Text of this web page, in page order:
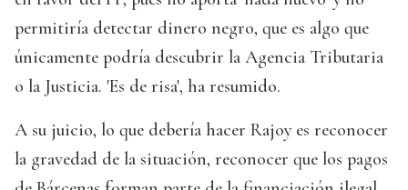
permitiría detectar dinero negro, que es algo que
únicamente podría descubrir la Agencia Tributaria
o la Justicia. 'Es de risa', ha resumido.
A su juicio, lo que debería hacer Rajoy es reconocer
la gravedad de la situación, reconocer que los pagos